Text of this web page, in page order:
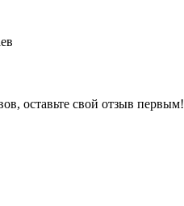
оставьте свой отзыв первым!